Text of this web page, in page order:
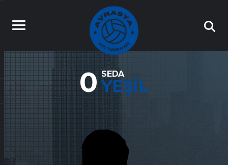
0 SEDA
YEŞIL